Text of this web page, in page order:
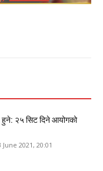
हुने: २५ सिट दिने आयोगको
June 2021, 20:01